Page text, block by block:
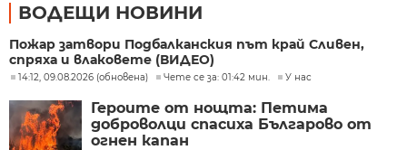
ВОДЕЩИ НОВИНИ
Пожар затвори Подбалканския път край Сливен,
спряха и влаковете (ВИДЕО)
14:12, 09.08.2026 (обновена) Чете се за: 01:42 мин. У нас
Героите от нощта: Петима
доброволци спасиха Българово от
огнен капан